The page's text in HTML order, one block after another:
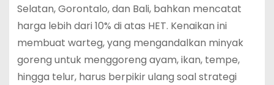
Selatan, Gorontalo, dan Bali, bahkan mencatat
harga lebih dari 10% di atas HET. Kenaikan ini
membuat warteg, yang mengandalkan minyak
goreng untuk menggoreng ayam, ikan, tempe,
hingga telur, harus berpikir ulang soal strategi